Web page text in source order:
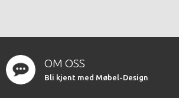
OM OSS
Bli kjent med Møbel-Design